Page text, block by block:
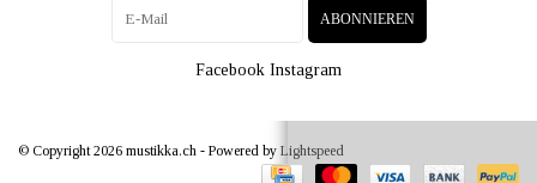
ABONNIEREN
Facebook Instagram
© Copyright 2026 mustikka.ch - Powered by Lightspeed